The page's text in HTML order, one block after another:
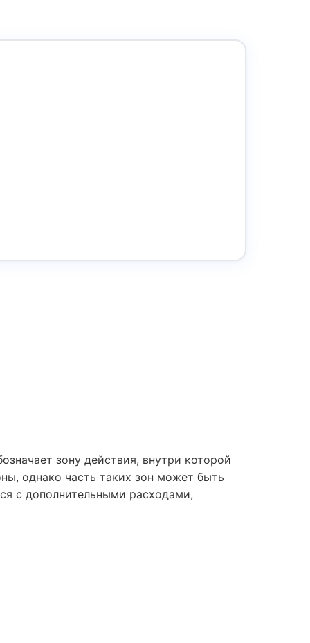
зону действия, внутри которой
однако часть таких зон может быть
с дополнительными расходами,